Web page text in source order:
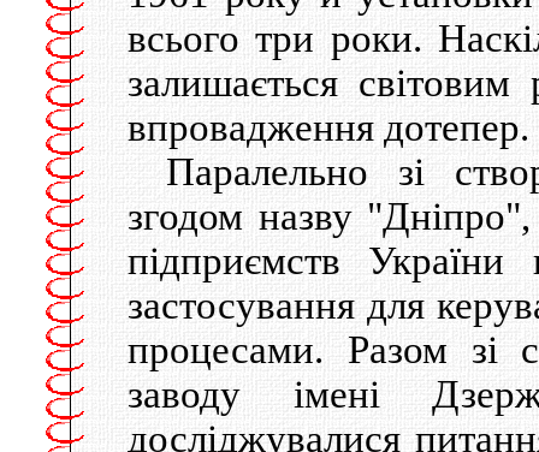
всього три роки.
залишається
впровадження дотепер.
Паралельно зi
згодом назву
пiдприємств України
застосування для
процесами. Разом зi
заводу iменi
дослiджувалися